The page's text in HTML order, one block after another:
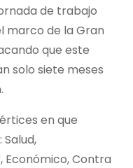
de trabajo
marco de la Gran
que este
solo siete meses
en que
Económico, Contra